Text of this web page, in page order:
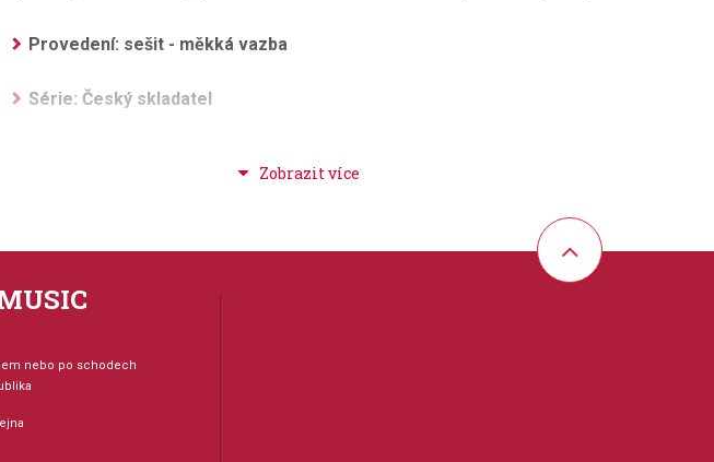
Provedení: sešit - měkká vazba
Série: Český skladatel
hudební úprava: sborová partitura / klavír
nebo po schodech